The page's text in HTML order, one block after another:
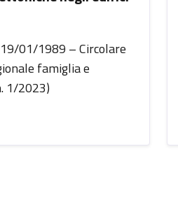
01/1989 – Circolare
famiglia e
1/2023)